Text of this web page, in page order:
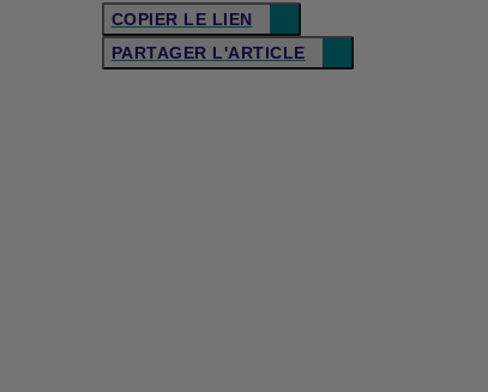
COPIER LE LIEN
PARTAGER L'ARTICLE